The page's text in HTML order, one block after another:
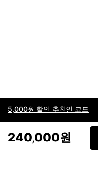
5,000원 할인 추천인 코드
240,000원
이용약관고객센터판매개